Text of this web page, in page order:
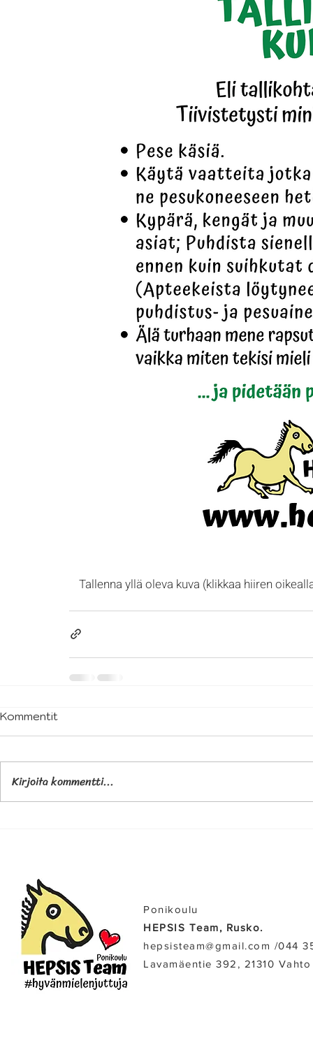
Tallenna yllä oleva kuva (klikkaa hiiren
Kommentit
Kirjoita kommentti...
Ponikoulu
HEPSIS Team, Rusko.
hepsisteam@gmail.com /​044
Lavamäentie 392, 21310 Vahto